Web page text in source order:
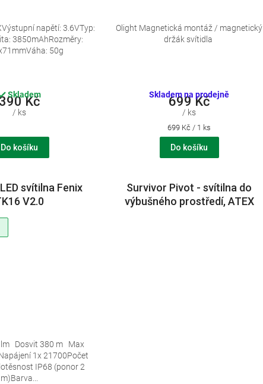
Skladem
Kč
/ ks
Do košíku
napětí: 3.6VTyp:
3850mAhRozměry:
50g
Skladem na prodejně
699 Kč
/ ks
Měrná
cena:
699 Kč / 1 ks
Do košíku
Olight Magnetická montáž / magnetický
držák svítidla
svítilna Fenix
V2.0
lm Dosvit 380 m Max
1x 21700Počet
IP68 (ponor 2
m)Barva...
Survivor Pivot - svítilna do
výbušného prostředí, ATEX